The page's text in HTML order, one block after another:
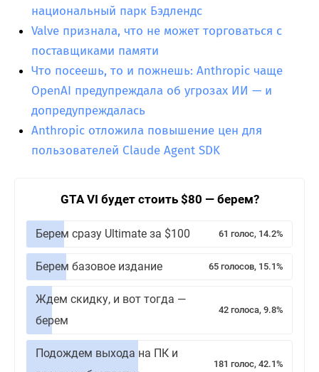
национальный парк Бэдлендс
Valve признала, что не может торговаться с
поставщиками памяти
Что посеешь, то и пожнешь: Anthropic чаще
OpenAI предупреждала об угрозах ИИ — и
допредупреждалась
Anthropic отложила повышение цен для
пользователей Claude Agent SDK
GTA VI будет стоить $80 — берем?
Берем сразу Ultimate за $100 61 голос, 14.2%
Берем базовое издание 65 голосов, 15.1%
Ждем скидку, и вот тогда —
берем
42 голоса, 9.8%
Подождем выхода на ПК и
181 голос, 42.1%